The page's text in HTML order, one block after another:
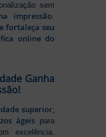
sem
impressão.
fortaleça seu
online do
Ganha
superior,
ágeispara
excelência.